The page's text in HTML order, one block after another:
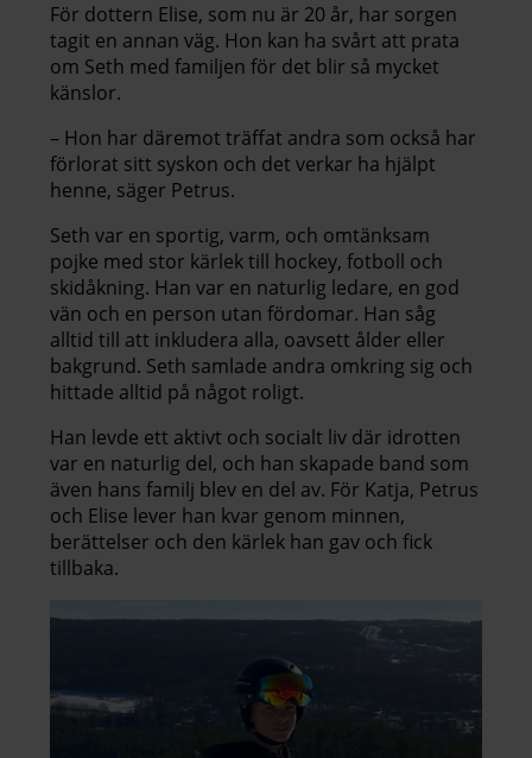
För dottern Elise, som nu är 20 år, har sorgen
tagit en annan väg. Hon kan ha svårt att prata
om Seth med familjen för det blir så mycket
känslor.
– Hon har däremot träffat andra som också har
förlorat sitt syskon och det verkar ha hjälpt
henne, säger Petrus.
Seth var en sportig, varm, och omtänksam
pojke med stor kärlek till hockey, fotboll och
skidåkning. Han var en naturlig ledare, en god
vän och en person utan fördomar. Han såg
alltid till att inkludera alla, oavsett ålder eller
bakgrund. Seth samlade andra omkring sig och
hittade alltid på något roligt.
Han levde ett aktivt och socialt liv där idrotten
var en naturlig del, och han skapade band som
även hans familj blev en del av. För Katja, Petrus
och Elise lever han kvar genom minnen,
berättelser och den kärlek han gav och fick
tillbaka.